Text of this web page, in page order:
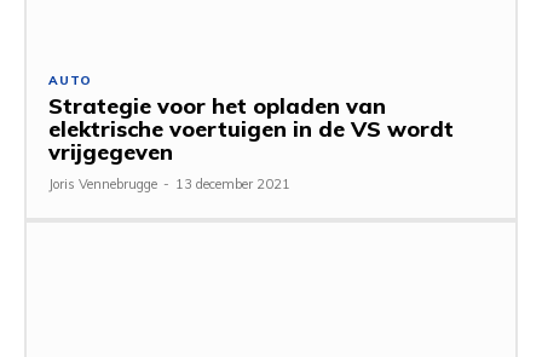
AUTO
Strategie voor het opladen van
elektrische voertuigen in de VS wordt
vrijgegeven
Joris Vennebrugge - 13 december 2021